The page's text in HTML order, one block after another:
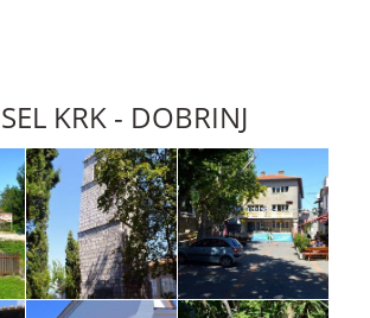
KRK - DOBRINJ